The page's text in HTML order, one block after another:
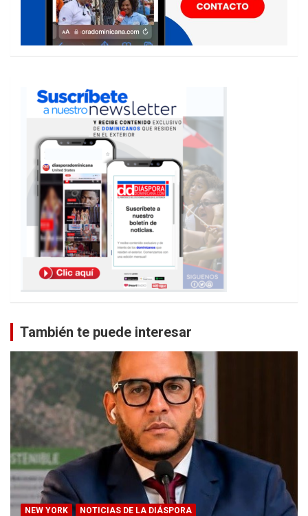
También te puede interesar
NEW YORK NOTICIAS DE LA DIÁSPORA